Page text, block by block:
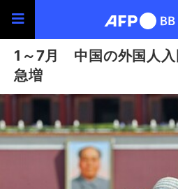
1～7月 中国の外国人
急増